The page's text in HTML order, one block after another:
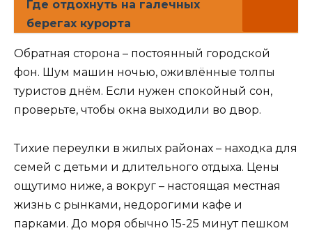
Где отдохнуть на галечных
берегах курорта
Обратная сторона – постоянный городской
фон. Шум машин ночью, оживлённые толпы
туристов днём. Если нужен спокойный сон,
проверьте, чтобы окна выходили во двор.
Тихие переулки в жилых районах – находка для
семей с детьми и длительного отдыха. Цены
ощутимо ниже, а вокруг – настоящая местная
жизнь с рынками, недорогими кафе и
парками. До моря обычно 15-25 минут пешком